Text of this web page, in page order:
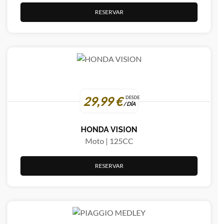
RESERVAR
29,99 € DESDE
/ DÍA
HONDA VISION
Moto | 125CC
RESERVAR